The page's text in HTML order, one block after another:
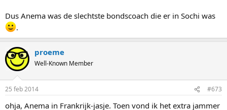
in hem opkomt en mag iedereen tegen de schenen schoppen, maar
waag het niet om iets tegen hem of zijn mannen in te brengen want
dan zijn de rapen gaar.
Dus Anema was de slechtste bondscoach die er in Sochi was
.
proeme
Well-Known Member
25 feb 2014 #673
ohja, Anema in Frankrijk-jasje. Toen vond ik het extra jammer